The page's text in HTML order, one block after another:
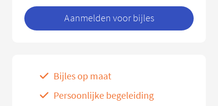
Aanmelden voor bijles
Bijles op maat
Persoonlijke begeleiding